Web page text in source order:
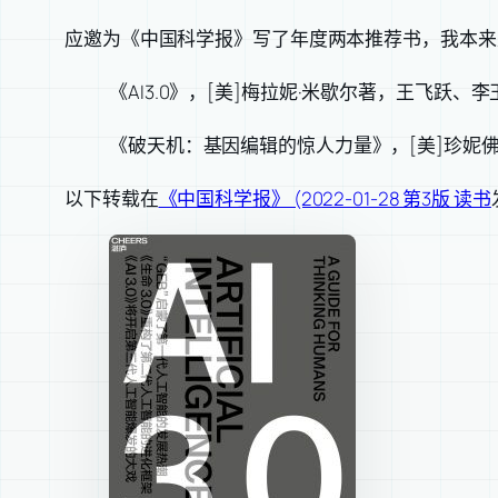
应邀为《中国科学报》写了年度两本推荐书，我本
《AI3.0》，[美]梅拉妮·米歇尔著，王飞跃、
《破天机：基因编辑的惊人力量》，[美]珍妮
以下转载在 《中国科学报》 (2022-01-28 第3版 读书